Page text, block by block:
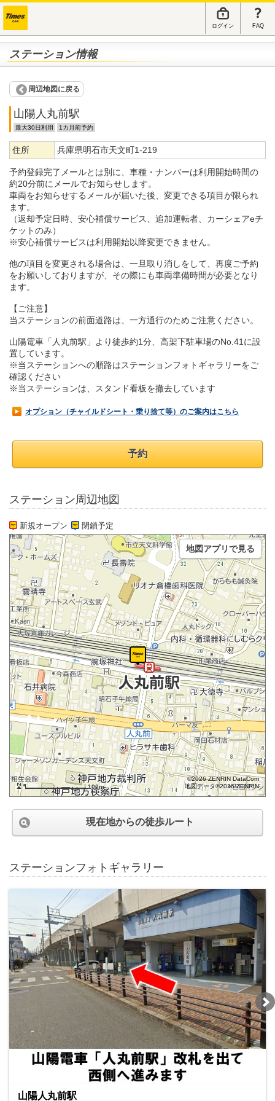
ログイン FAQ
ステーション情報
周辺地図に戻る
山陽人丸前駅
最大30日利用 1カ月前予約
住所 兵庫県明石市天文町1-219
予約登録完了メールとは別に、車種・ナンバーは利用開始時間の
約20分前にメールでお知らせします。
車両をお知らせするメールが届いた後、変更できる項目が限られ
ます。
（返却予定日時、安心補償サービス、追加運転者、カーシェアeチ
ケットのみ）
※安心補償サービスは利用開始以降変更できません。
他の項目を変更される場合は、一旦取り消しをして、再度ご予約
をお願いしておりますが、その際にも車両準備時間が必要となり
ます。
【ご注意】
当ステーションの前面道路は、一方通行のためご注意ください。
山陽電車「人丸前駅」より徒歩約1分、高架下駐車場のNo.41に設
置しています。
※当ステーションへの順路はステーションフォトギャラリーをご
確認ください
※当ステーションは、スタンド看板を撤去しています
オプション（チャイルドシート・乗り捨て等）のご案内はこちら
予約
ステーション周辺地図
新規オープン 閉鎖予定
100m
©2026 ZENRIN DataCom
地図データ©2026 ZENRIN
地図アプリで見る
現在地からの徒歩ルート
ステーションフォトギャラリー
山陽人丸前駅